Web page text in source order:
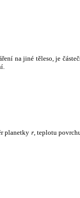
na jiné těleso, je
planetky r, teplotu